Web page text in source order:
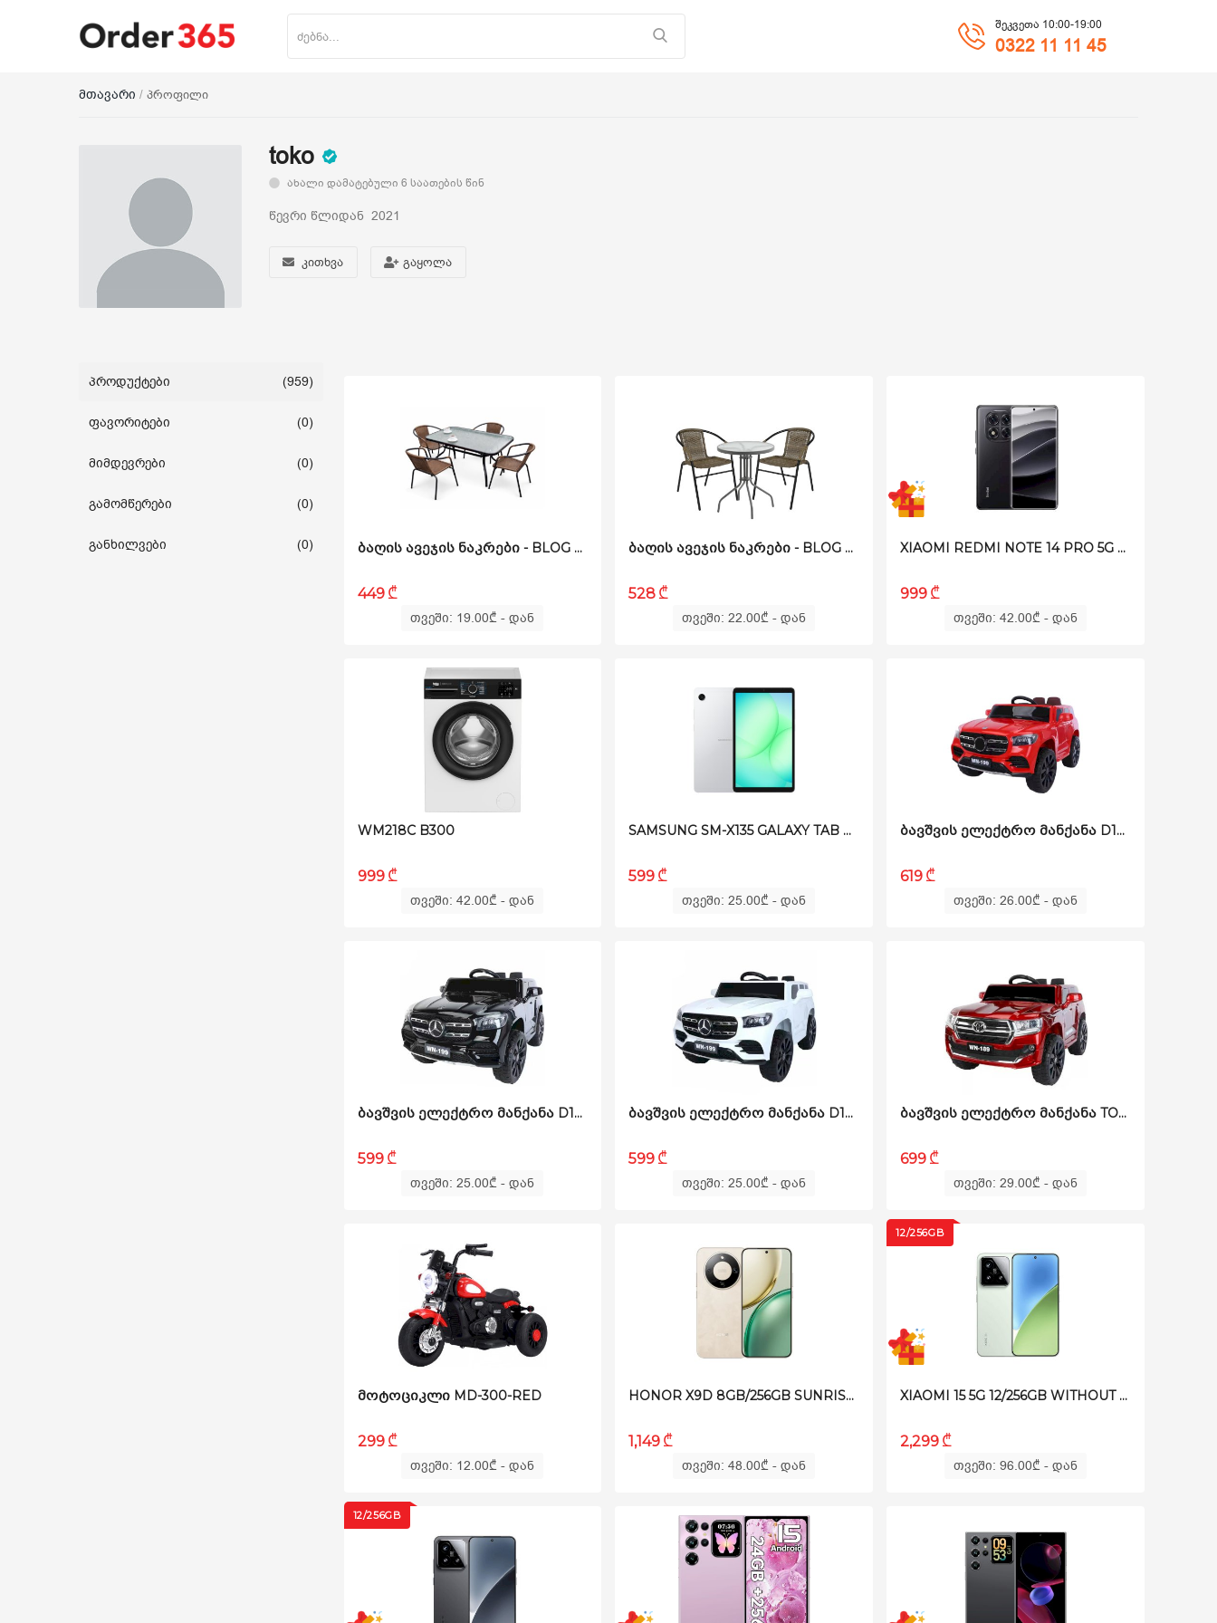
შეკვეთა 10:00-19:00
0322 11 11 45
სახლი და ეზო
ხელსაწყოები
მთავარი პროფილი
toko
ახალი დამატებული 6 საათების წინ
წევრი წლიდან 2021
კითხვა გაყოლა
პროდუქტები (959)
ფავორიტები (0)
მიმდევრები (0)
გამომწერები (0)
განხილვები (0) ᲑᲐᲦᲘᲡ ᲐᲕᲔᲯᲘᲡ ᲜᲐᲙᲠᲔᲑᲘ - BLOG RATTAN M ᲧᲐᲕᲘᲡᲤᲔᲠᲘ
449 ₾
თვეში: 19.00₾ - დან
ᲑᲐᲦᲘᲡ ᲐᲕᲔᲯᲘᲡ ᲜᲐᲙᲠᲔᲑᲘ - BLOG RATTAN S ᲧᲐᲕᲘᲡᲤᲔᲠᲘ
528 ₾
თვეში: 22.00₾ - დან
XIAOMI REDMI NOTE 14 PRO 5G 12/256GB BLACK
999 ₾
თვეში: 42.00₾ - დან
WM218C B300
999 ₾
თვეში: 42.00₾ - დან
SAMSUNG SM-X135 GALAXY TAB A11 8/128GB LTE SILVER
599 ₾
თვეში: 25.00₾ - დან
ᲑᲐᲕᲨᲕᲘᲡ ᲔᲚᲔᲥᲢᲠᲝ ᲛᲐᲜᲥᲐᲜᲐ D199-PURPLE
619 ₾
თვეში: 26.00₾ - დან
ᲑᲐᲕᲨᲕᲘᲡ ᲔᲚᲔᲥᲢᲠᲝ ᲛᲐᲜᲥᲐᲜᲐ D199-B
599 ₾
თვეში: 25.00₾ - დან
ᲑᲐᲕᲨᲕᲘᲡ ᲔᲚᲔᲥᲢᲠᲝ ᲛᲐᲜᲥᲐᲜᲐ D199-W
599 ₾
თვეში: 25.00₾ - დან
ᲑᲐᲕᲨᲕᲘᲡ ᲔᲚᲔᲥᲢᲠᲝ ᲛᲐᲜᲥᲐᲜᲐ TOYOTA D-189-PURPLE
699 ₾
თვეში: 29.00₾ - დან
ᲛᲝᲢᲝᲪᲘᲙᲚᲘ MD-300-RED
299 ₾
თვეში: 12.00₾ - დან
HONOR X9D 8GB/256GB SUNRISE GOLD
1,149 ₾
თვეში: 48.00₾ - დან
12/256GB
XIAOMI 15 5G 12/256GB WITHOUT CHARGER GREEN
2,299 ₾
თვეში: 96.00₾ - დან
12/256GB